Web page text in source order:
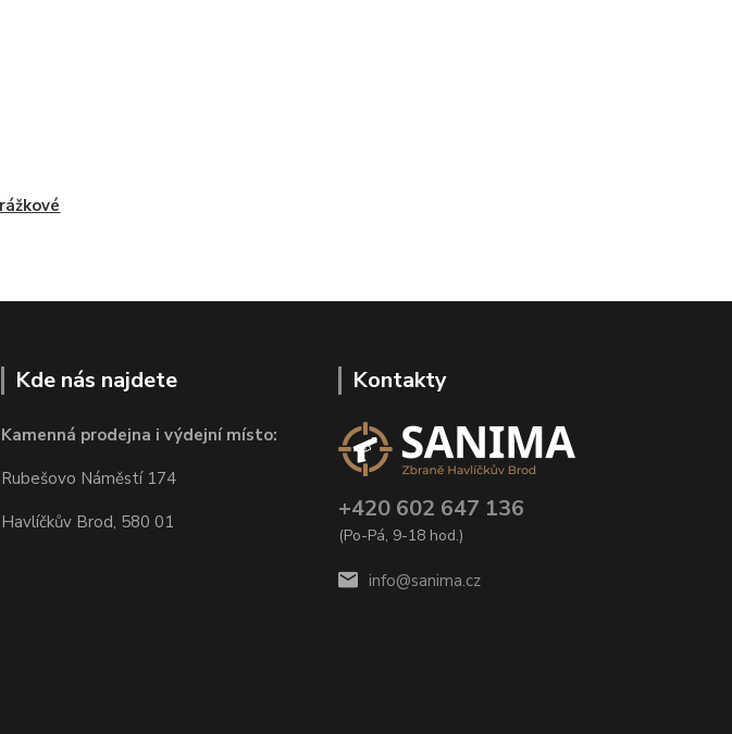
Kde nás najdete
Kamenná prodejna i výdejní místo:
Rubešovo Náměstí 174
Havlíčkův Brod, 580 01
Kontakty
+420 602 647 136
(Po-Pá, 9-18 hod.)
info@sanima.cz